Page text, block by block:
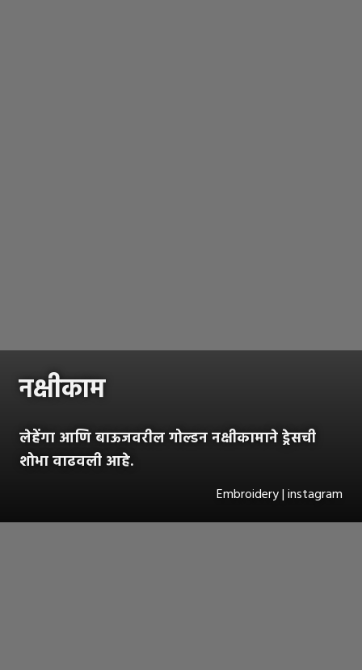
नक्षीकाम
लेहेंगा आणि बाऊजवरील गोल्डन नक्षीकामाने ड्रेसची
शोभा वाढवली आहे.
Embroidery | instagram